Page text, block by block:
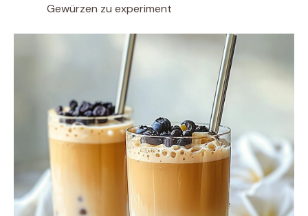
Gewürzen zu experiment